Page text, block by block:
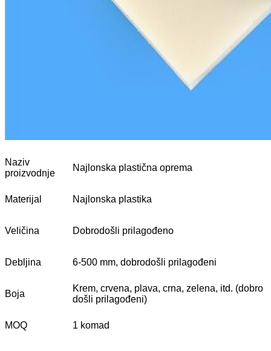
Naziv
proizvodnje
Najlonska plastična oprema
Materijal Najlonska plastika
Veličina Dobrodošli prilagođeno
Debljina 6-500 mm, dobrodošli prilagođeni
Boja
Krem, crvena, plava, crna, zelena, itd. (dobro
došli prilagođeni)
MOQ 1 komad